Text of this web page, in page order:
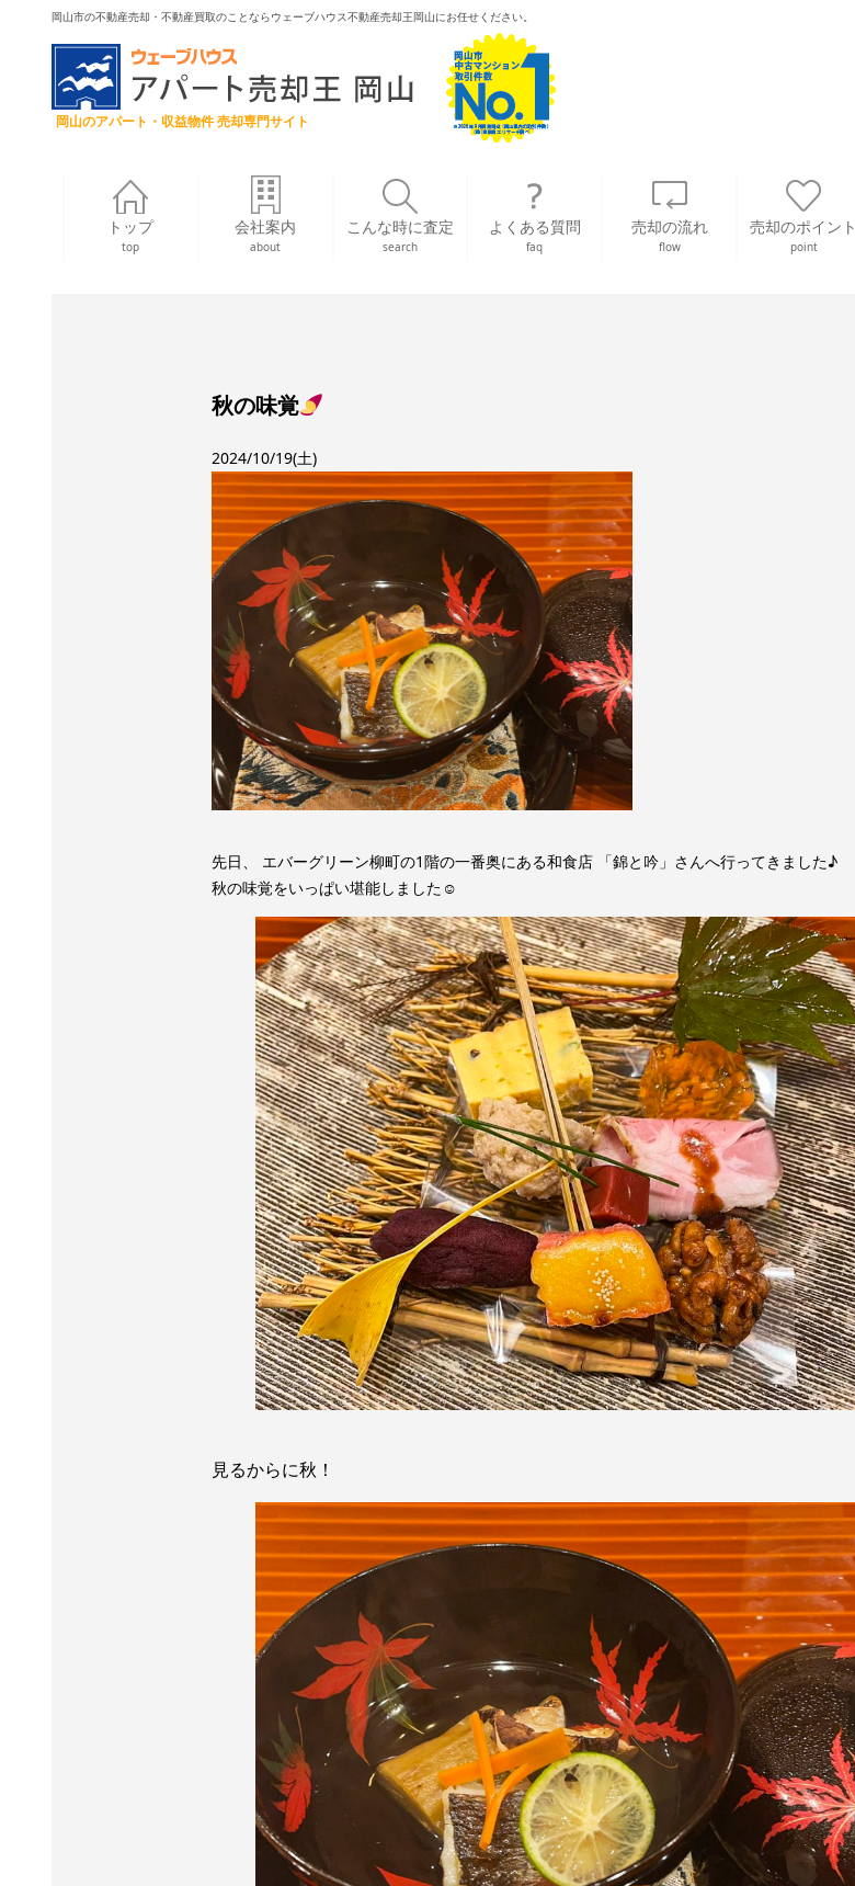
岡山市の不動産売却・不動産買取のことならウェーブハウス不動産売却王岡山にお任せください。
岡山のアパート・収益物件 売却専門サイト
トップ
top
会社案内
about
こんな時に査定
search
よくある質問
faq
売却の流れ
flow
売却のポイント
point
秋の味覚
2024/10/19(土)
先日、 エバーグリーン柳町の1階の一番奥にある和食店 「錦と吟」さんへ行ってきました♪
秋の味覚をいっぱい堪能しました☺
見るからに秋！